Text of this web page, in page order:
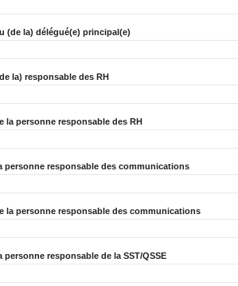
(de la) délégué(e) principal(e)
la) responsable des RH
la personne responsable des RH
personne responsable des communications
la personne responsable des communications
responsable de la SST/QSSE